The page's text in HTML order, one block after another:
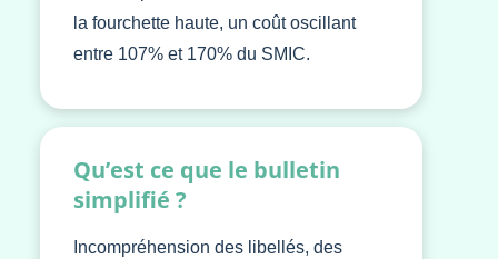
la fourchette haute, un coût oscillant
entre 107% et 170% du SMIC.
Qu’est ce que le bulletin
simplifié ?
Incompréhension des libellés, des